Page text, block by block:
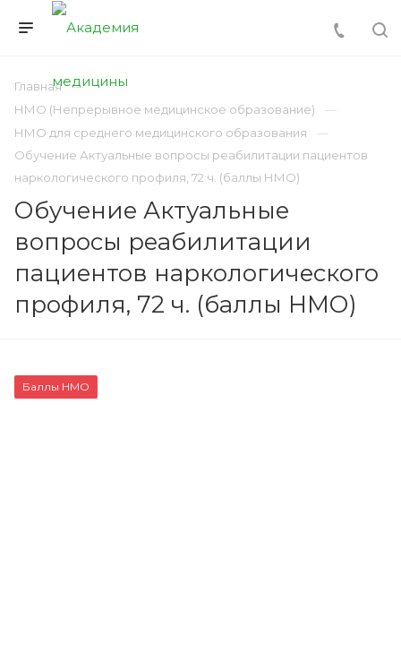
Главная
НМО (Непрерывное медицинское образование)
НМО для среднего медицинского образования
Обучение Актуальные вопросы реабилитации пациентов
наркологического профиля, 72 ч. (баллы НМО)
Обучение Актуальные
вопросы реабилитации
пациентов наркологического
профиля, 72 ч. (баллы НМО)
Баллы НМО